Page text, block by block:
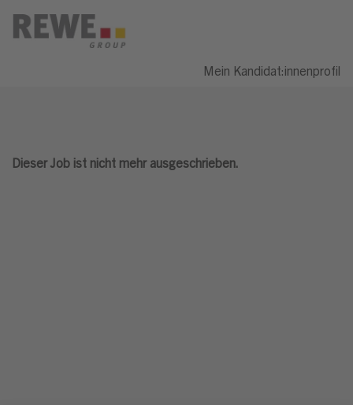
Mein Kandidat:innenprofil
Dieser Job ist nicht mehr ausgeschrieben.